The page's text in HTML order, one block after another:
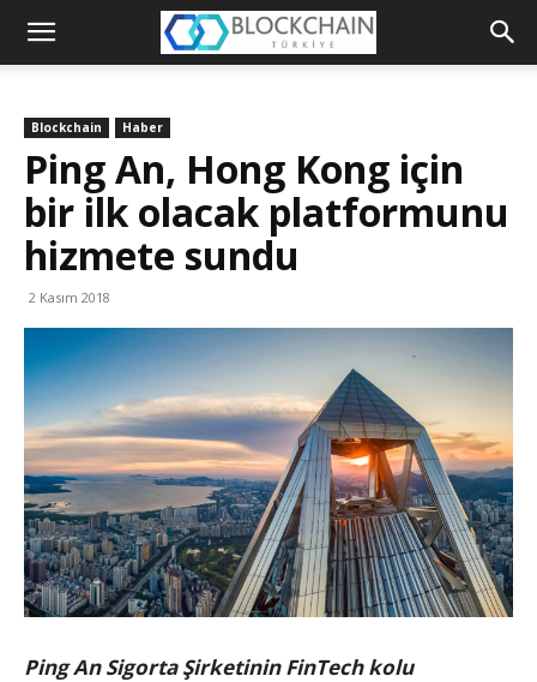
Blockchain
Platformu
Blockchain Haber
Ping An, Hong Kong için
bir ilk olacak platformunu
hizmete sundu
2 Kasım 2018
Ping An Sigorta Şirketinin FinTech kolu